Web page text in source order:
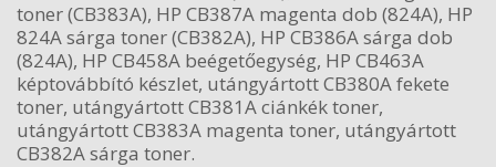
toner (CB383A), HP CB387A magenta dob (824A), HP
824A sárga toner (CB382A), HP CB386A sárga dob
(824A), HP CB458A beégetőegység, HP CB463A
képtovábbító készlet, utángyártott CB380A fekete
toner, utángyártott CB381A ciánkék toner,
utángyártott CB383A magenta toner, utángyártott
CB382A sárga toner.